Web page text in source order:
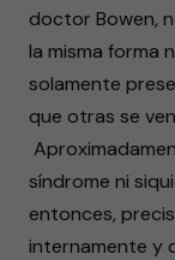
doctor Bowen,
la misma forma
solamente
que otras se
síndrome ni
entonces,
internamente y